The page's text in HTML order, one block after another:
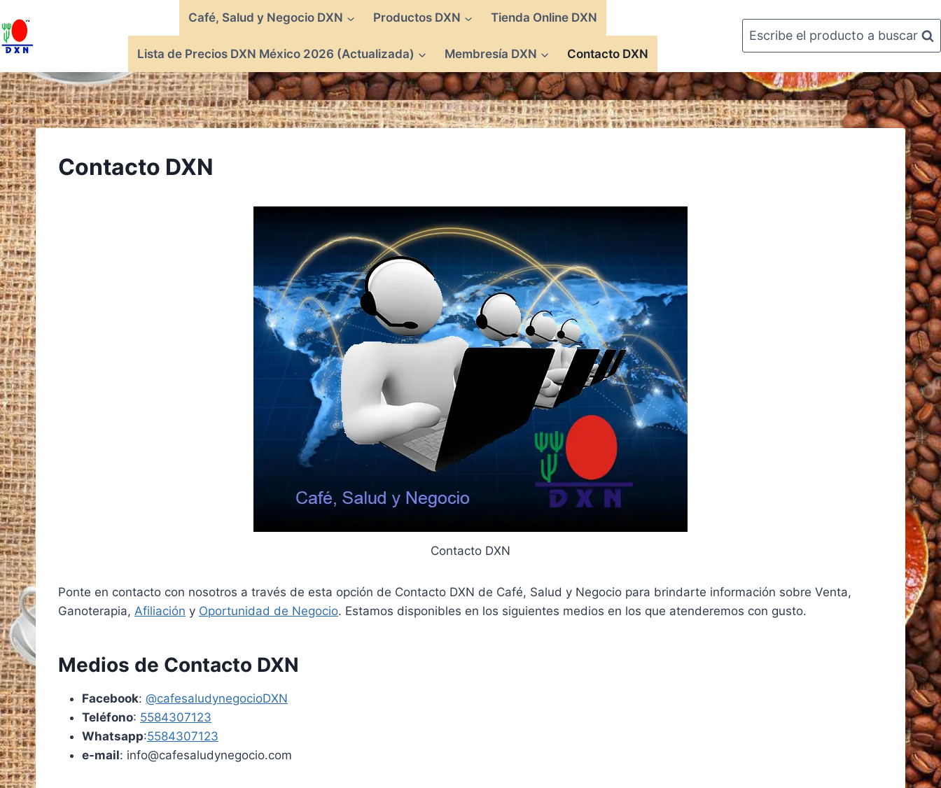
al
contenido
Café, Salud y Negocio DXN Productos DXN Tienda Online DXN
Lista de Precios DXN México 2026 (Actualizada) Membresía DXN Contacto DXN
Escribe el producto a buscar
Contacto DXN
Contacto DXN
Ponte en contacto con nosotros a través de esta opción de Contacto DXN de Café, Salud y Negocio para brindarte información sobre Venta,
Ganoterapia, Afiliación y Oportunidad de Negocio. Estamos disponibles en los siguientes medios en los que atenderemos con gusto.
Medios de Contacto DXN
Facebook: @cafesaludynegocioDXN
Teléfono: 5584307123
Whatsapp:5584307123
e-mail: info@cafesaludynegocio.com